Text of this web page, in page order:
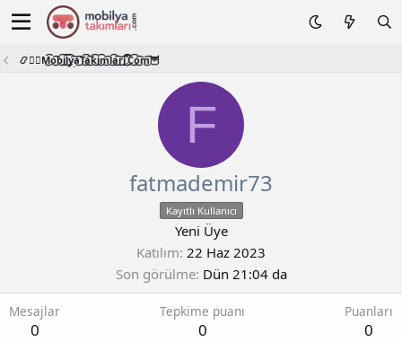
📿🧙‍♂️M͜͡o͜͡b͜͡i͜͡l͜͡y͜͡a͜͡T͜͡a͜͡k͜͡i͜͡m͜͡l͜͡a͜͡r͜͡i͜͡.͜͡C͜͡o͜͡m͜͡🦉
F
fatmademir73
Kayıtlı Kullanıcı
Yeni Üye
Katılım 22 Haz 2023
Son görülme Dün 21:04 da
Mesajlar
0
Tepkime puanı
0
Puanları
0